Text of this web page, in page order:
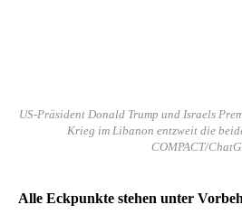
US-Präsident Donald Trump und Israels
Krieg im Libanon entzweit die
COMPACT/
Alle Eckpunkte stehen unter